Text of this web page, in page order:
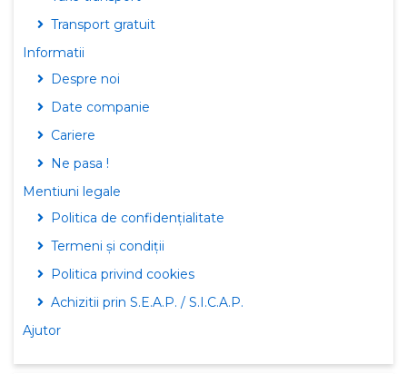
Transport gratuit
Informatii
Despre noi
Date companie
Cariere
Ne pasa !
Mentiuni legale
Politica de confidențialitate
Termeni și condiții
Politica privind cookies
Achizitii prin S.E.A.P. / S.I.C.A.P.
Ajutor